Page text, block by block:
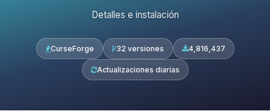
Detalles e instalación
CurseForge 32 versiones 4,816,437
Actualizaciones diarias